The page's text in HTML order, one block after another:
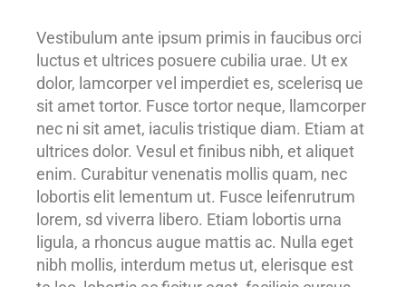
Vestibulum ante ipsum primis in faucibus orci
luctus et ultrices posuere cubilia urae. Ut ex
dolor, lamcorper vel imperdiet es, scelerisq ue
sit amet tortor. Fusce tortor neque, llamcorper
nec ni sit amet, iaculis tristique diam. Etiam at
ultrices dolor. Vesul et finibus nibh, et aliquet
enim. Curabitur venenatis mollis quam, nec
lobortis elit lementum ut. Fusce leifenrutrum
lorem, sd viverra libero. Etiam lobortis urna
ligula, a rhoncus augue mattis ac. Nulla eget
nibh mollis, interdum metus ut, elerisque est